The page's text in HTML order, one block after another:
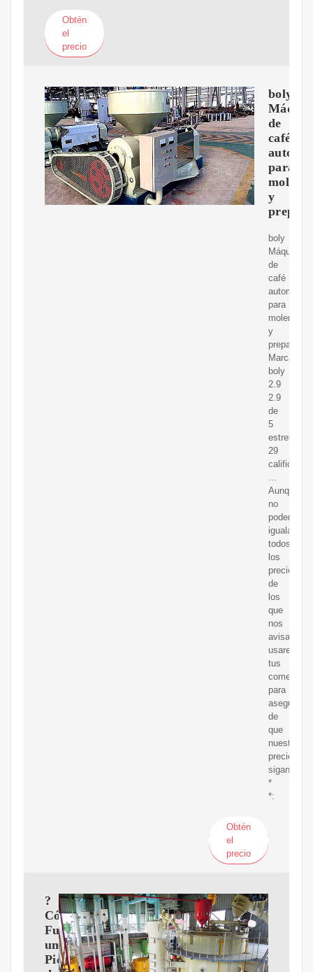
Obtén
el
precio
boly
de
café
para
moler
y
boly
Máquina
de
café
automática
para
moler
y
preparar
Marca:
boly
2.9
2.9
de
5
estrellas
29
Aunque
no
podemos
igualar
todos
los
precios
de
los
que
nos
avisan,
usaremos
tus
para
de
que
nuestros
precios
sigan
*
*:
Obtén
el
precio
?
Cómo
Funciona
una
Picadora